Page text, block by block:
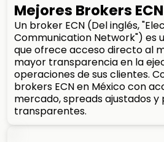
Mejores Brokers
Un broker ECN (Del inglés,
Communication Network") es
que ofrece acceso directo al
mayor transparencia en la
operaciones de sus clientes.
brokers ECN en México con
mercado, spreads ajustados y
transparentes.